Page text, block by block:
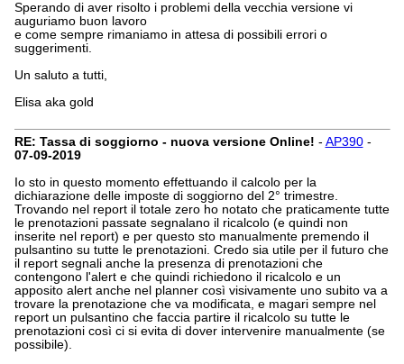
Sperando di aver risolto i problemi della vecchia versione vi
auguriamo buon lavoro
e come sempre rimaniamo in attesa di possibili errori o
suggerimenti.
Un saluto a tutti,
Elisa aka gold
RE: Tassa di soggiorno - nuova versione Online! - AP390-
07-09-2019
Io sto in questo momento effettuando il calcolo per la
dichiarazione delle imposte di soggiorno del 2° trimestre.
Trovando nel report il totale zero ho notato che praticamente tutte
le prenotazioni passate segnalano il ricalcolo (e quindi non
inserite nel report) e per questo sto manualmente premendo il
pulsantino su tutte le prenotazioni. Credo sia utile per il futuro che
il report segnali anche la presenza di prenotazioni che
contengono l'alert e che quindi richiedono il ricalcolo e un
apposito alert anche nel planner così visivamente uno subito va a
trovare la prenotazione che va modificata, e magari sempre nel
report un pulsantino che faccia partire il ricalcolo su tutte le
prenotazioni così ci si evita di dover intervenire manualmente (se
possibile).